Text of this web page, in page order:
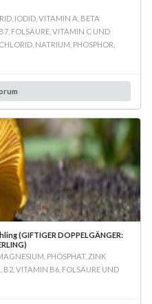
IODID, VITAMIN A, BETA
FOLSÄURE, VITAMIN C UND
NATRIUM, PHOSPHOR,
(GIFTIGER DOPPELGÄNGER:
PHOSPHAT, ZINK
B2, VITAMIN B6, FOLSÄURE UND